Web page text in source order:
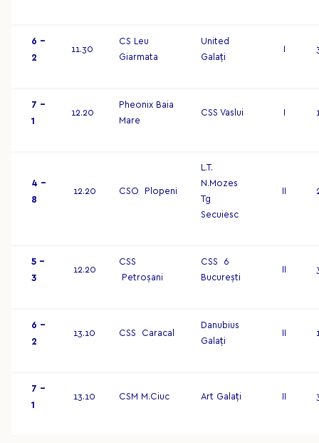
6 –
2
11.30
CS Leu
Giarmata
United
Galați
7 –
1
12.20
Pheonix Baia
Mare
CSS Vaslui
4 –
8
12.20 CSO Plopeni
L.T.
N.Mozes
Tg
Secuiesc
5 –
3
12.20
CSS
Petroșani
CSS 6
București
6 –
2
13.10 CSS Caracal
Danubius
Galați
7 –
1
13.10 CSM M.Ciuc Art Galați